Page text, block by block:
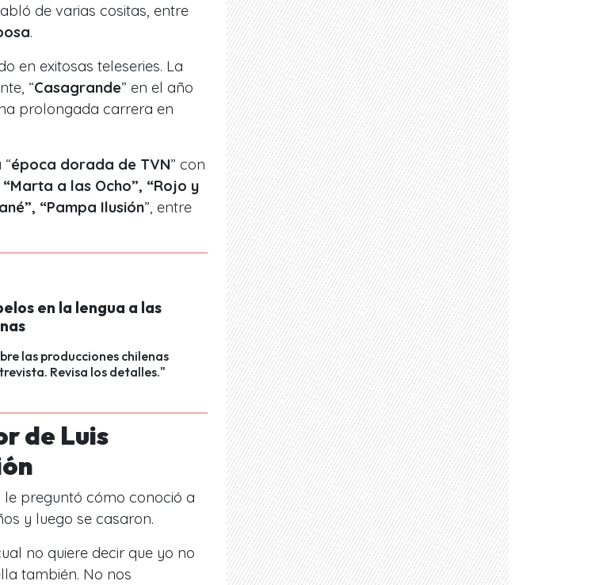
de varias cositas, entre
.
en exitosas teleseries. La
“Casagrande” en el año
prolongada carrera en
época dorada de TVN” con
a las Ocho”, “Rojo y
“Pampa Ilusión”, entre
en la lengua a las
las producciones chilenas
Revisa los detalles."
de Luis
le preguntó cómo conoció a
y luego se casaron.
no quiere decir que yo no
también. No nos